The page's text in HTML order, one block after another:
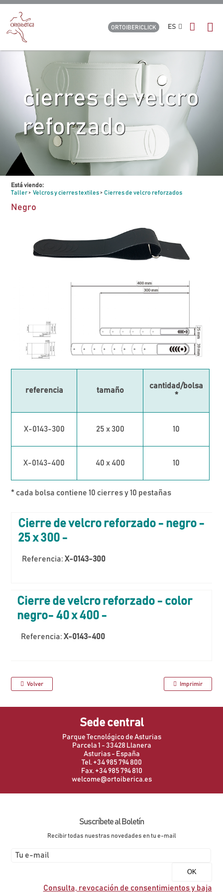
ORTOIBERICLICK ES
cierres de velcro
reforzado
Está viendo:
Taller> Velcros y cierres textiles> Cierres de velcro reforzados
Negro
referencia tamaño
cantidad/bolsa
*
X-0143-300 25 x 300 10
X-0143-400 40 x 400 10
* cada bolsa contiene 10 cierres y 10 pestañas
Cierre de velcro reforzado - negro -
25 x 300 -
Referencia: X-0143-300
Cierre de velcro reforzado - color
negro- 40 x 400 -
Referencia: X-0143-400
Volver Imprimir
Sede central
Parque Tecnológico de Asturias
Parcela 1 - 33428 Llanera
Asturias - España
Tel. +34 985 794 800
Fax. +34 985 794 810
welcome@ortoiberica.es
Suscríbete al Boletín
Recibir todas nuestras novedades en tu e-mail
Consulta, revocación de consentimientos y baja